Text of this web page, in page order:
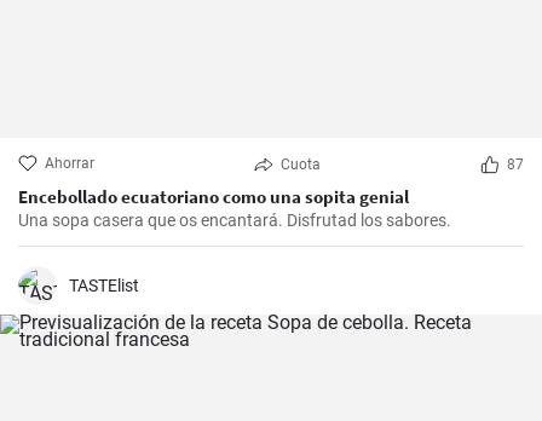
Ahorrar Cuota 87
Encebollado ecuatoriano como una sopita genial
Una sopa casera que os encantará. Disfrutad los sabores.
TASTElist